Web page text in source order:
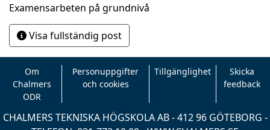
Examensarbeten på grundnivå
Visa fullständig post
Om
Chalmers
ODR
Personuppgifter
och cookies
Tillgänglighet
Skicka
feedback
CHALMERS TEKNISKA HÖGSKOLA AB - 412 96 GÖTEBORG -